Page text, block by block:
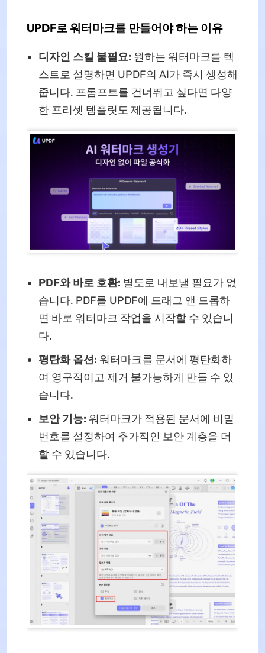
UPDF로 워터마크를 만들어야 하는 이유
디자인 스킬 불필요: 원하는 워터마크를 텍
스트로 설명하면 UPDF의 AI가 즉시 생성해
줍니다. 프롬프트를 건너뛰고 싶다면 다양
한 프리셋 템플릿도 제공됩니다.
PDF와 바로 호환: 별도로 내보낼 필요가 없
습니다. PDF를 UPDF에 드래그 앤 드롭하
면 바로 워터마크 작업을 시작할 수 있습니
다.
평탄화 옵션: 워터마크를 문서에 평탄화하
여 영구적이고 제거 불가능하게 만들 수 있
습니다.
보안 기능: 워터마크가 적용된 문서에 비밀
번호를 설정하여 추가적인 보안 계층을 더
할 수 있습니다.